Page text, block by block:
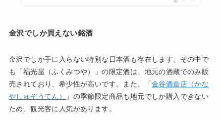
金沢でしか買えない銘酒
金沢でしか手に入らない特別な日本酒も存在します。その中で
も「福光屋（ふくみつや）」の限定酒は、地元の酒蔵でのみ販
売されており、希少性が高いです。また、「金谷酒造店（かな
やしゅぞうてん）
」の季節限定商品も地元でしか購入できない
ため、観光客に人気があります。